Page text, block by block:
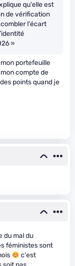
qu'elle est
de vérification
l'écart
»
portefeuille
compte de
points quand je
du mal du
féministes sont
c'est